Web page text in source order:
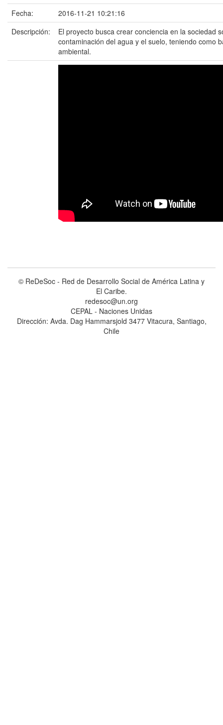
Fecha:
2016-11-21 10:21:16
Descripción:
El proyecto busca crear conciencia en la sociedad
contaminación del agua y el suelo, teniendo como
ambiental.
© ReDeSoc - Red de Desarrollo Social de América Latina y
El Caribe.
redesoc@un.org
CEPAL - Naciones Unidas
Dirección: Avda. Dag Hammarsjold 3477 Vitacura, Santiago,
Chile